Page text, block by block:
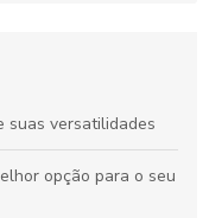
suas versatilidades
opção para o seu